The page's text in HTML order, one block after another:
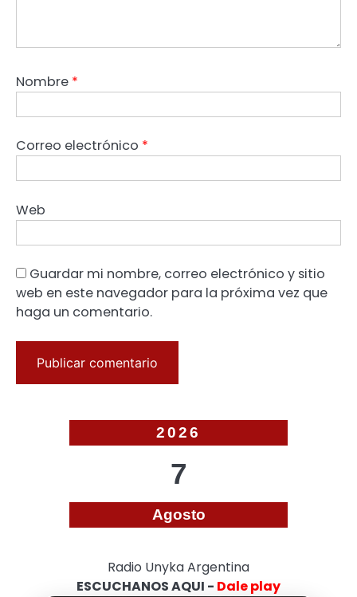
Nombre *
Correo electrónico *
Web
Guardar mi nombre, correo electrónico y sitio
web en este navegador para la próxima vez que
haga un comentario.
2026
7
Agosto
Radio Unyka Argentina
ESCUCHANOS AQUI - Dale play